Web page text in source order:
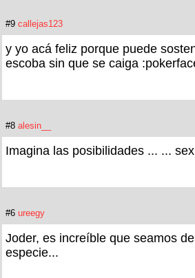
#9 callejas123
y yo acá feliz porque puede
escoba sin que se caiga
#8 alesin__
Imagina las posibilidades ... ...
#6 ureegy
Joder, es increíble que seamos
especie...